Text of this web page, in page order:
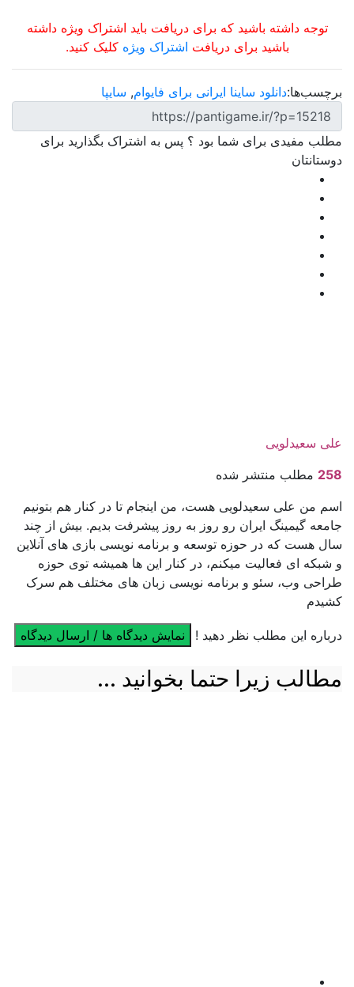
توجه داشته باشید که برای دریافت باید اشتراک ویژه داشته
باشید برای دریافت اشتراک ویژه کلیک کنید.
برچسب‌ها:دانلود ساینا ایرانی برای فایوام, سایپا
مطلب مفیدی برای شما بود ؟ پس به اشتراک بگذارید برای
دوستانتان
علی سعیدلویی
258 مطلب منتشر شده
اسم من علی سعیدلویی هست، من اینجام تا در کنار هم بتونیم
جامعه گیمینگ ایران رو روز به روز پیشرفت بدیم. بیش از چند
سال هست که در حوزه توسعه و برنامه نویسی بازی های آنلاین
و شبکه ای فعالیت میکنم، در کنار این ها همیشه توی حوزه
طراحی وب، سئو و برنامه نویسی زبان های مختلف هم سرک
کشیدم
درباره این مطلب نظر دهید ! نمایش دیدگاه ها / ارسال دیدگاه
مطالب زیرا حتما بخوانید ...